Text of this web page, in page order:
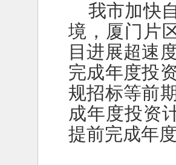
我市加快
境，厦门片
目进展超速
完成年度投
规招标等前
成年度投资
提前完成年